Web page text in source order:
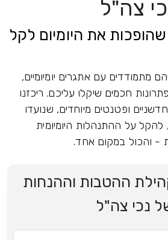
צה"ל
שהופכות את היומיום לקל
מתמודדים עם אתגרים יומיומיים,
חכמים שיקלו עליכם. ריכזנו
ופטנטים מיוחדים, שנועדו
על ההתנהלות היומיומית
- והכול במקום אחד.
ההטבות וההנחות
נכי צה"ל